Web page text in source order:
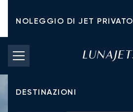
NOLEGGIO DI JET PRIVATO
TARIFFE DI NOLEGGIO
JET PRIVATI
DESTINAZIONI